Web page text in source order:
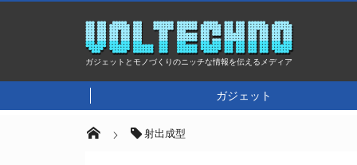
ガジェットとモノづくりのニッチな情報を伝えるメディア
ガジェット
射出成型